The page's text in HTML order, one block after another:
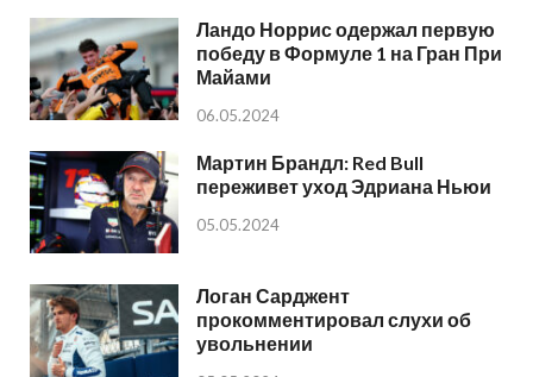
Ландо Норрис одержал первую
победу в Формуле 1 на Гран При
Майами
06.05.2024
Мартин Брандл: Red Bull
переживет уход Эдриана Ньюи
05.05.2024
Логан Сарджент
прокомментировал слухи об
увольнении